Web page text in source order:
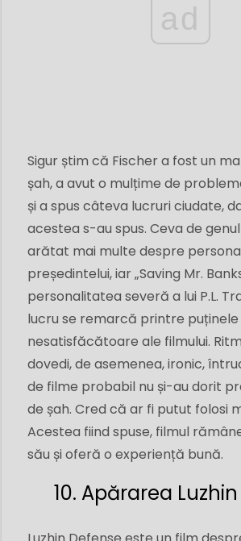
ad
Sigur știm că Fischer a fost un
șah, a avut o mulțime de
și a spus câteva lucruri ciudate,
acestea s-au spus. Ceva de genul
arătat mai multe despre
președintelui, iar „Saving Mr.
personalitatea severă a lui P.L.
lucru se remarcă printre
nesatisfăcătoare ale filmului.
dovedi, de asemenea, ironic,
de filme probabil nu și-au dorit
de șah. Cred că ar fi putut folosi
Acestea fiind spuse, filmul
său și oferă o experiență bună.
10. Apărarea